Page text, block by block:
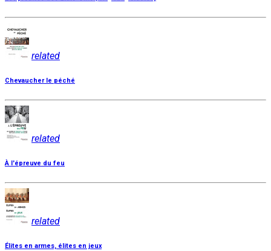
related
Chevaucher le péché
related
À l'épreuve du feu
related
Élites en armes, élites en jeux